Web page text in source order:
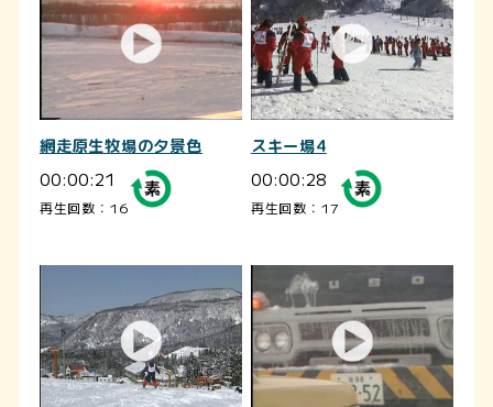
網走原生牧場の夕景色
00:00:21
再生回数：16
スキー場4
00:00:28
再生回数：17